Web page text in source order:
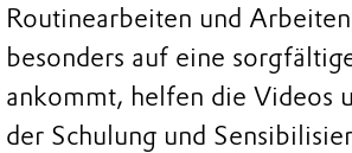
Routinearbeiten und
besonders auf eine
ankommt, helfen die Videos
der Schulung und